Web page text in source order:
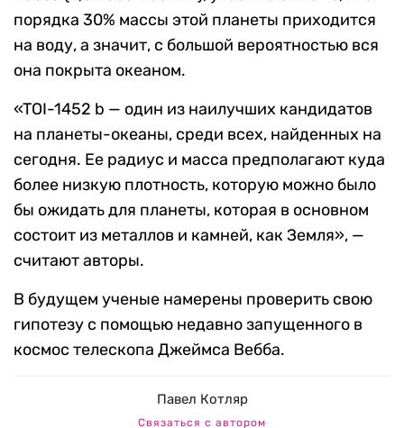
порядка 30% массы этой планеты приходится
на воду, а значит, с большой вероятностью вся
она покрыта океаном.
«TOI-1452 b — один из наилучших кандидатов
на планеты-океаны, среди всех, найденных на
сегодня. Ее радиус и масса предполагают куда
более низкую плотность, которую можно было
бы ожидать для планеты, которая в основном
состоит из металлов и камней, как Земля», —
считают авторы.
В будущем ученые намерены проверить свою
гипотезу с помощью недавно запущенного в
космос телескопа Джеймса Вебба.
Павел Котляр
Связаться с автором